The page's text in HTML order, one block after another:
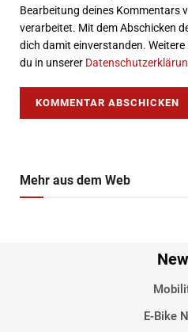
Bearbeitung deines Kommentars
verarbeitet. Mit dem Abschicken
dich damit einverstanden.
du in unserer
Mehr aus dem Web
E-Bike